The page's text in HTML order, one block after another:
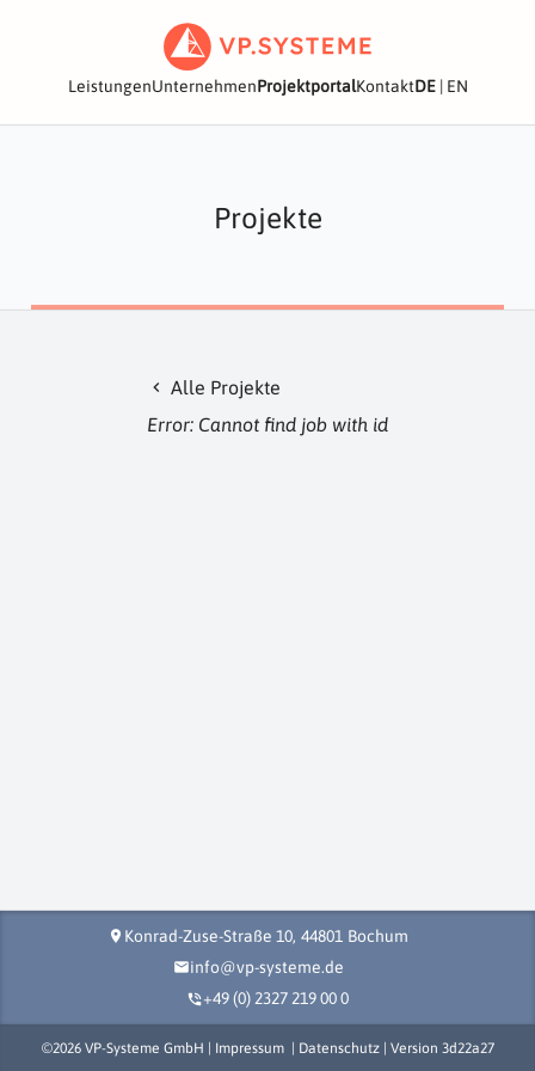
LeistungenUnternehmenProjektportalKontaktDE | EN
Projekte
chevron_left
Alle Projekte
Error: Cannot find job with id
location_on Konrad-Zuse-Straße 10, 44801 Bochum
mailinfo@vp-systeme.de
phone_in_talk+49 (0) 2327 219 00 0
©2026VP-Systeme GmbH | Impressum | Datenschutz| Version 3d22a27